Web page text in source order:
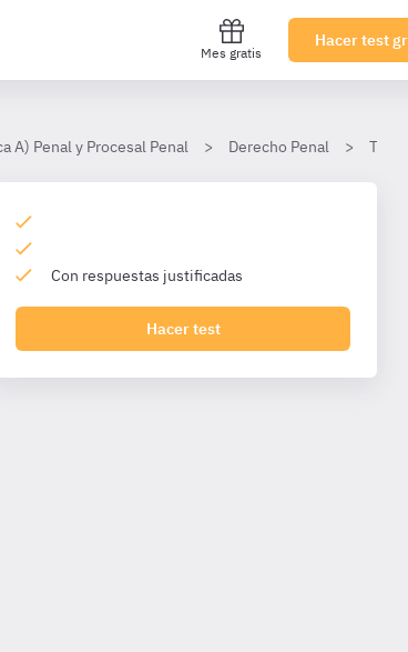
Mes gratis
Hacer test
A) Penal y Procesal Penal Derecho Penal
Con respuestas justificadas
Hacer test